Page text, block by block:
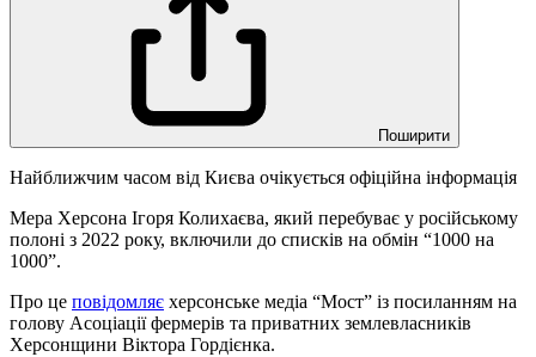
Поширити
Найближчим часом від Києва очікується офіційна інформація
Мера Херсона Ігоря Колихаєва, який перебуває у російському
полоні з 2022 року, включили до списків на обмін “1000 на
1000”.
Про це повідомляє херсонське медіа “Мост” із посиланням на
голову Асоціації фермерів та приватних землевласників
Херсонщини Віктора Гордієнка.